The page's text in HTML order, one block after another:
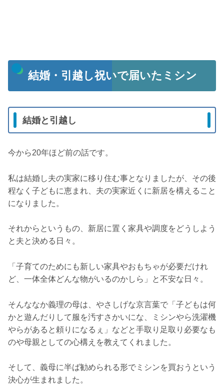
結婚・引越し祝いで届いたミシン
結婚と引越し
今から20年ほど前の話です。
私は結婚し夫の実家に移り住む事となりましたが、その後
程なく子どもに恵まれ、夫の実家近くに新居を構えること
になりました。
それからというもの、新居に置く家具や調度をどうしよう
と夫と決める日々。
「子育てのためにも新しい家具やおもちゃが必要だけれ
ど、一体全体どんな物がいるのかしら」と不安な日々。
そんななか義理の母は、やさしげな京言葉で「子どもは何
かと遊んだりして服を汚すさかいにな、ミシンやら洗濯機
やらがあると頼りになるぇ」などと手取り足取り必要なも
のや母親としての心構えを教えてくれました。
そして、義母に半ば勧められる形でミシンを買おうという
決心が生まれました。